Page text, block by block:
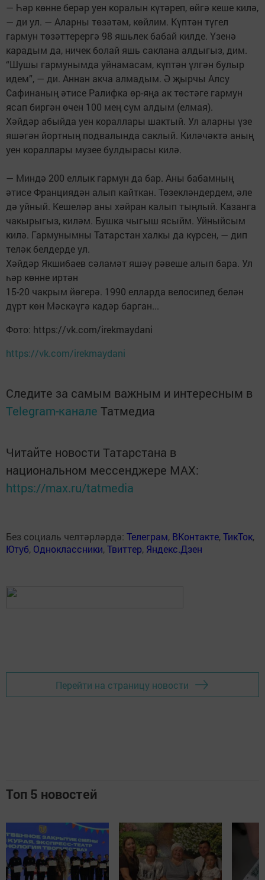
— Һәр көнне берәр уен коралын күтәреп, өйгә кеше килә,
— ди ул. — Аларны төзәтәм, көйлим. Күптән түгел
гармун төзәттерергә 98 яшьлек бабай килде. Үзенә
карадым да, ничек болай яшь саклана алдыгыз, дим.
“Шушы гармунымда уйнамасам, күптән үлгән булыр
идем”, — ди. Аннан акча алмадым. Ә җырчы Алсу
Сафинаның әтисе Ралифка өр-яңа ак төстәге гармун
ясап биргән өчен 100 мең сум алдым (елмая).
Хәйдәр абыйда уен кораллары шактый. Ул аларны үзе
яшәгән йортның подвалында саклый. Киләчәктә аның
уен кораллары музее булдырасы килә.
— Миндә 200 еллык гармун да бар. Аны бабамның
әтисе Франциядән алып кайткан. Төзекләндердем, әле
дә уйный. Кешеләр аны хәйран калып тыңлый. Казанга
чакырыгыз, киләм. Бушка чыгыш ясыйм. Уйныйсым
килә. Гармунымны Татарстан халкы да күрсен, — дип
теләк белдерде ул.
Хәйдәр Якшибаев сәламәт яшәү рәвеше алып бара. Ул
һәр көнне иртән
15-20 чакрым йөгерә. 1990 елларда велосипед белән
дүрт көн Мәскәүгә кадәр барган...
Фото: https://vk.com/irekmaydani
https://vk.com/irekmaydani
Следите за самым важным и интересным в
Telegram-канале Татмедиа
Читайте новости Татарстана в
национальном мессенджере MАХ:
https://max.ru/tatmedia
Без социаль челтәрләрдә: Телеграм, ВКонтакте,ТикТок,
Ютуб, Одноклассники,Твиттер, Яндекс.Дзен
Перейти на страницу новости
Топ 5 новостей